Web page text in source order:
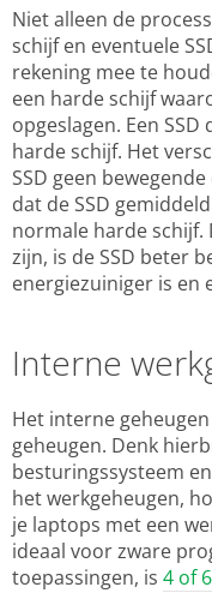
Niet alleen de
schijf en eventuele
rekening mee te
een harde schijf
opgeslagen. Een
harde schijf. Het
SSD geen
dat de SSD
normale harde schijf.
zijn, is de SSD beter
energiezuiniger is en
Interne
Het interne
geheugen. Denk
besturingssysteem
het werkgeheugen,
je laptops met een
ideaal voor zware
toepassingen, is 4 of